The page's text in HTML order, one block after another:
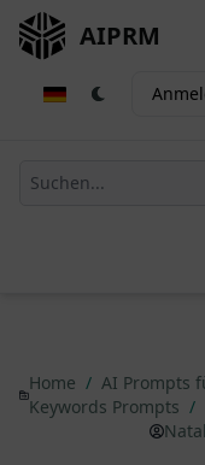
AIPRM
Home / AI Prompts
Keywords Prompts /